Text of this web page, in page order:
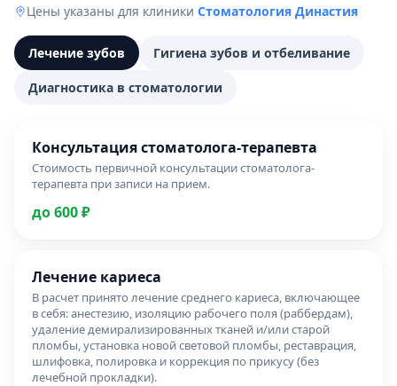
Цены указаны для клиники Стоматология Династия
Лечение зубов Гигиена зубов и отбеливание
Диагностика в стоматологии
Консультация стоматолога-терапевта
Стоимость первичной консультации стоматолога-
терапевта при записи на прием.
до 600 ₽
Лечение кариеса
В расчет принято лечение среднего кариеса, включающее
в себя: анестезию, изоляцию рабочего поля (раббердам),
удаление демирализированных тканей и/или старой
пломбы, установка новой световой пломбы, реставрация,
шлифовка, полировка и коррекция по прикусу (без
лечебной прокладки).